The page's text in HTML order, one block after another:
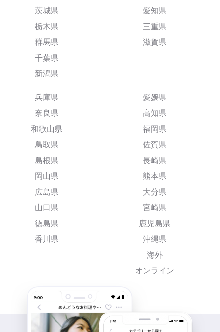
茨城県
栃木県
群馬県
千葉県
新潟県
愛知県
三重県
滋賀県
兵庫県
奈良県
和歌山県
鳥取県
島根県
岡山県
広島県
山口県
徳島県
香川県
愛媛県
高知県
福岡県
佐賀県
長崎県
熊本県
大分県
宮崎県
鹿児島県
沖縄県
海外
オンライン